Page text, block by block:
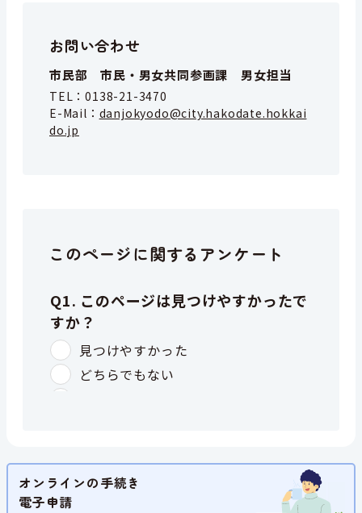
お問い合わせ
市民部 市民・男女共同参画課 男女担当
TEL：0138-21-3470
E-Mail： danjokyodo@city.hakodate.hokkai
do.jp
このページに関するアンケート
オンラインの手続き
電子申請